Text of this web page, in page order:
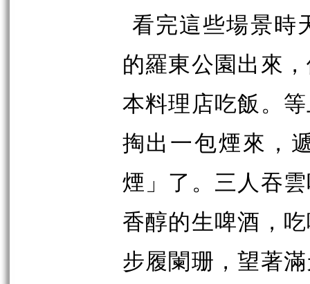
看完這些場景時
的羅東公園出來
本料理店吃飯。
掏出一包煙來，
煙」了。三人吞
香醇的生啤酒，
步履闌珊，望著